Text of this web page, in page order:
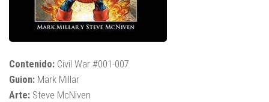
Contenido: Civil War #001-007
Guion: Mark Millar
Arte: Steve McNiven